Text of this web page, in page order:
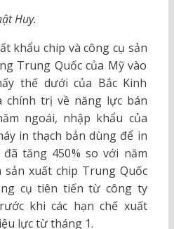
Huy.
khẩu chip và công cụ sản
Trung Quốc của Mỹ vào
thế dưới của Bắc Kinh
chính trị về năng lực bán
ngoái, nhập khẩu của
in thạch bản dùng để in
tăng 450% so với năm
xuất chip Trung Quốc
cụ tiên tiến từ công ty
khi các hạn chế xuất
lực từ tháng 1.